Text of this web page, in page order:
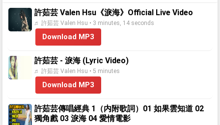
許茹芸 Valen Hsu《淚海》Official Live Video
♬ 許茹芸 Valen Hsu • 3 minutes, 14 seconds
Download MP3
許茹芸 - 淚海 (Lyric Video)
♬ 許茹芸 Valen Hsu • 5 minutes
Download MP3
許茹芸傳唱經典 1（内附歌詞）01 如果雲知道 02
獨角戲 03 淚海 04 愛情電影